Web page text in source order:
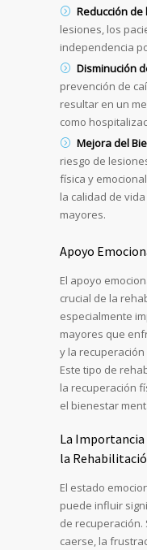
Reducción
lesiones, los
independencia
Disminución
prevención de
resultar en un
como
Mejora del
riesgo de
física y
la calidad de
mayores.
Apoyo
El apoyo
crucial de la
especialmente
mayores que
y la
Este tipo de
la recuperación
el bienestar
La
la
El estado
puede influir
de recuperación.
caerse, la